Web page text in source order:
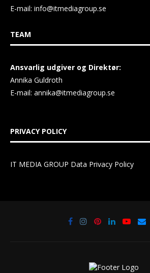
E-mail: info@itmediagroup.se
TEAM
Ansvarlig udgiver og Direktør:
Annika Guldroth
E-mail: annika@itmediagroup.se
PRIVACY POLICY
IT MEDIA GROUP Data Privacy Policy